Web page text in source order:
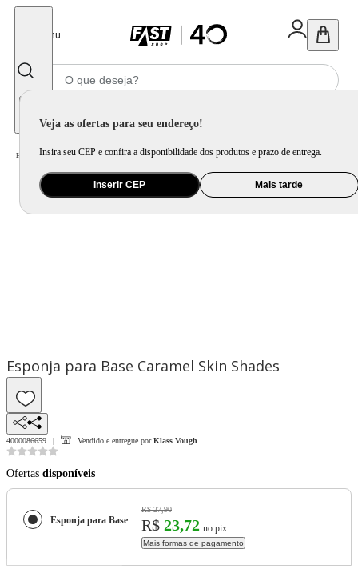
Menu
Veja as ofertas para seu endereço!
Insira seu CEP e confira a disponibilidade dos produtos e prazo de entrega.
Inserir CEP Mais tarde
Home Saúde e Beleza / Maquiagem / Acessórios para Máquiagem
Esponja para Base Caramel Skin Shades
4000086659 Vendido e entregue por Klass Vough
Ofertas disponíveis
Esponja para Base Caramel Skin Shades
R$ 27,90
R$ 23,72 no pix
Mais formas de pagamento